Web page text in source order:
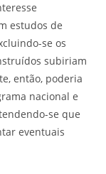
estudos de
se os
subiriam
então, poderia
nacional e
se que
eventuais